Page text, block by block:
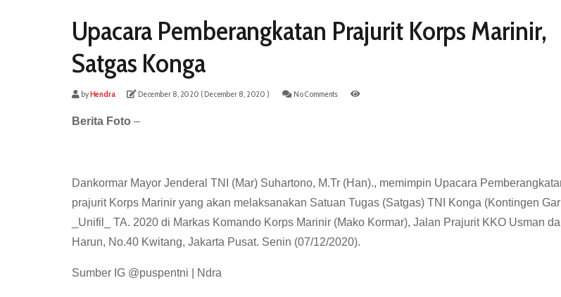
Upacara Pemberangkatan Prajurit Korps Marinir,
Satgas Konga
byHendra December 8, 2020 ( December 8, 2020 ) No Comments
Berita Foto –
Dankormar Mayor Jenderal TNI (Mar) Suhartono, M.Tr (Han)., memimpin Upacara
prajurit Korps Marinir yang akan melaksanakan Satuan Tugas (Satgas) TNI Konga (Kontingen
_Unifil_ TA. 2020 di Markas Komando Korps Marinir (Mako Kormar), Jalan Prajurit KKO Usman
Harun, No.40 Kwitang, Jakarta Pusat. Senin (07/12/2020).
Sumber IG @puspentni | Ndra